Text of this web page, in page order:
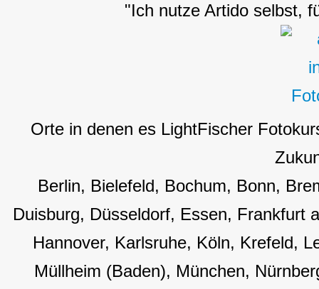
"Ich nutze Artido selbst,
Orte in denen es LightFischer
Berlin, Bielefeld, Bochum, Bonn,
Duisburg, Düsseldorf, Essen, Frankfurt
Hannover, Karlsruhe, Köln, Krefeld,
Müllheim (Baden), München,